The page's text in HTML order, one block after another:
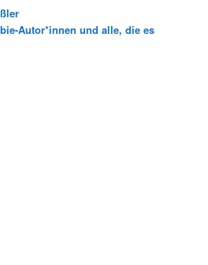
Autor*innen und alle, die es